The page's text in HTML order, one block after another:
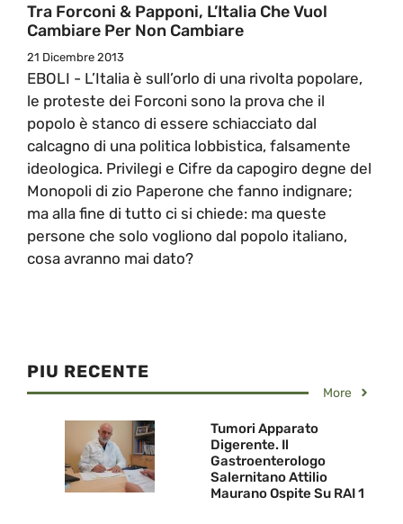
Tra Forconi & Papponi, L’Italia Che Vuol
Cambiare Per Non Cambiare
21 Dicembre 2013
EBOLI - L’Italia è sull’orlo di una rivolta popolare,
le proteste dei Forconi sono la prova che il
popolo è stanco di essere schiacciato dal
calcagno di una politica lobbistica, falsamente
ideologica. Privilegi e Cifre da capogiro degne del
Monopoli di zio Paperone che fanno indignare;
ma alla fine di tutto ci si chiede: ma queste
persone che solo vogliono dal popolo italiano,
cosa avranno mai dato?
PIU RECENTE
More
Tumori Apparato
Digerente. Il
Gastroenterologo
Salernitano Attilio
Maurano Ospite Su RAI 1